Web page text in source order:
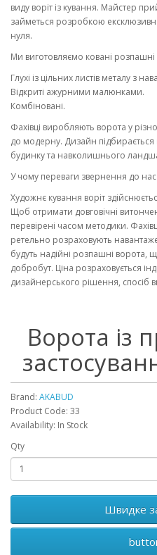
виду воріт із кування. Майстер
займеться розробкою
нуля.
Ми виготовляємо ковані розпашні
Глухі із цільних листів металу з
Відкриті ажурними малюнками.
Комбіновані.
Фахівці виробляють ворота у
до модерну. Дизайн підбирається
будинку та навколишнього
У чому переваги звернення до нас
Художнє кування воріт
Щоб отримати довговічні
перевірені часом методики.
ретельно розраховують
будуть надійні розпашні ворота,
добробут. Ціна розраховується
дизайнерського рішення, спосіб
Ворота із
Brand: AKABUD
Product Code: 33
Availability: In Stock
Qty
Швидке